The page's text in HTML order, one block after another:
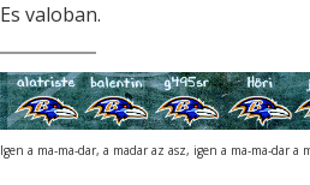
Es valoban.
Igen a ma-ma-dar, a madar az asz, igen a ma-ma-dar